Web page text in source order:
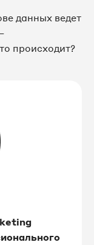
данных ведет
происходит?